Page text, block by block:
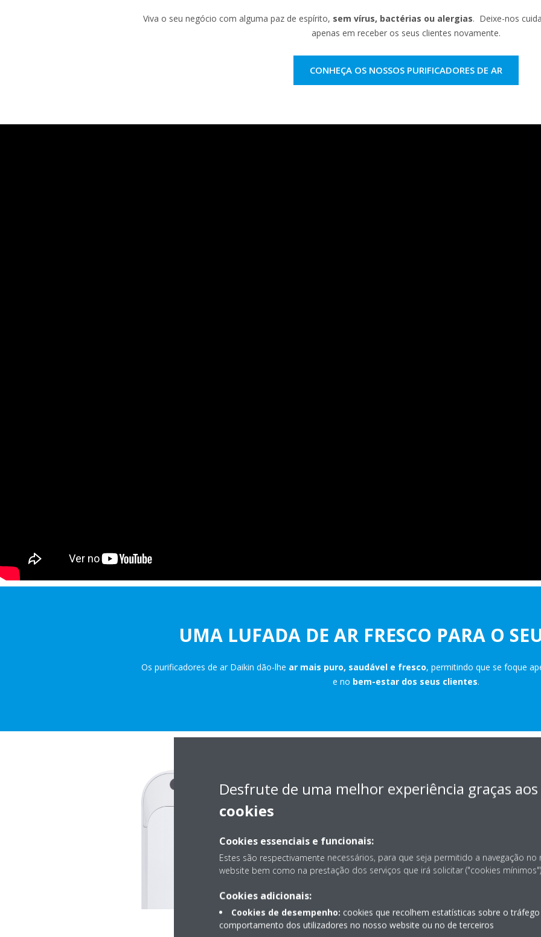
Viva o seu negócio com alguma paz de espírito, sem vírus, bactérias ou alergias. Deixe-nos
apenas em receber os seus clientes novamente.
CONHEÇA OS NOSSOS PURIFICADORES DE AR
UMA LUFADA DE AR FRESCO PARA O
Os purificadores de ar Daikin dão-lhe ar mais puro, saudável e fresco, permitindo que se foque
e no bem-estar dos seus clientes.
COMO
Os nossos purificadores de
plasmaefiltros HEPA
desempenho.
ar
Desfrute de uma melhor experiência graças aos
cookies
Cookies essenciais e funcionais:
Estes são respectivamente necessários, para que seja permitido a navegação no
website bem como na prestação dos serviços que irá solicitar ("cookies
Cookies adicionais:
Cookies de desempenho: cookies que recolhem estatísticas sobre o
comportamento dos utilizadores no nosso website ou no de terceiros